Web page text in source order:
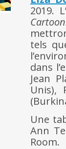
2019.
tels
dans
Jean
Unis),
Une
Ann
Room.